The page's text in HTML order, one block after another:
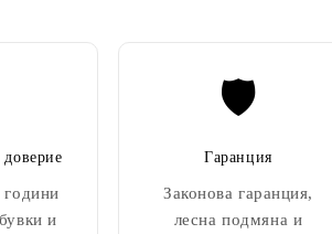
и
🛡️
Гаранция
Законова гаранция,
лесна подмяна и